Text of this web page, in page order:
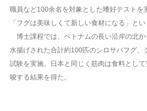
職員など100余名を対象とした嗜好テストを
「フグは美味しくて新しい食材になる」とい
博士課程では、ベトナムの長い沿岸の北か
水揚げされた合計約100匹のシロサバフグ、
試験を実施。日本と同じく筋肉は食料とし
唆する結果を得た。